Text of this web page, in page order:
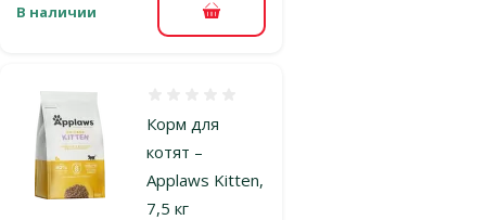
В наличии В корзину
Корм для
котят –
Applaws Kitten,
7,5 кг